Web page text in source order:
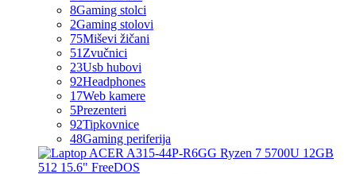
8Gaming stolci
2Gaming stolovi
75Miševi žičani
51 Zvučnici
23Usb hubovi
92Headphones
17Web kamere
5Prezenteri
92Tipkovnice
48Gaming periferija